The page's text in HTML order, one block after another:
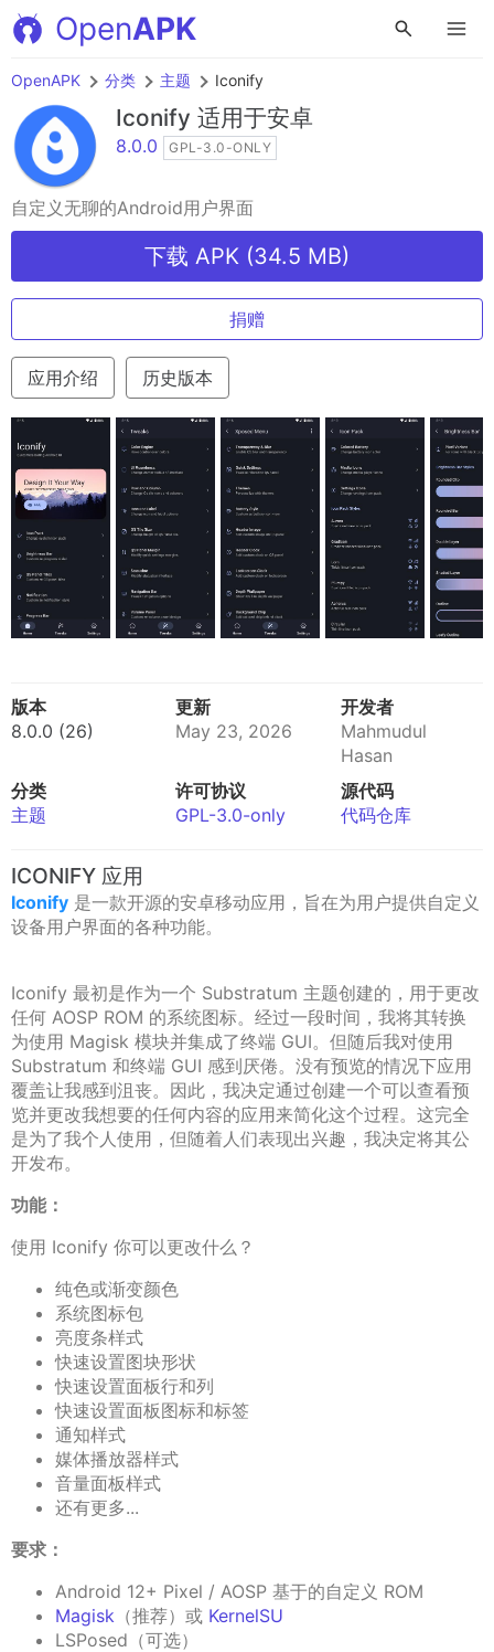
OpenAPK
OpenAPK 分类 主题 Iconify
Iconify 适用于安卓
8.0.0 GPL-3.0-ONLY
自定义无聊的Android用户界面
下载 APK (34.5 MB)
捐赠
应用介绍 历史版本
版本
8.0.0 (26)
更新
May 23, 2026
开发者
Mahmudul
Hasan
分类
主题
许可协议
GPL-3.0-only
源代码
代码仓库
ICONIFY 应用
Iconify 是一款开源的安卓移动应用，旨在为用户提供自定义
设备用户界面的各种功能。
Iconify 最初是作为一个 Substratum 主题创建的，用于更改
任何 AOSP ROM 的系统图标。经过一段时间，我将其转换
为使用 Magisk 模块并集成了终端 GUI。但随后我对使用
Substratum 和终端 GUI 感到厌倦。没有预览的情况下应用
覆盖让我感到沮丧。因此，我决定通过创建一个可以查看预
览并更改我想要的任何内容的应用来简化这个过程。这完全
是为了我个人使用，但随着人们表现出兴趣，我决定将其公
开发布。
功能：
使用 Iconify 你可以更改什么？
纯色或渐变颜色
系统图标包
亮度条样式
快速设置图块形状
快速设置面板行和列
快速设置面板图标和标签
通知样式
媒体播放器样式
音量面板样式
还有更多...
要求：
Android 12+ Pixel / AOSP 基于的自定义 ROM
Magisk （推荐）或 KernelSU
LSPosed（可选）